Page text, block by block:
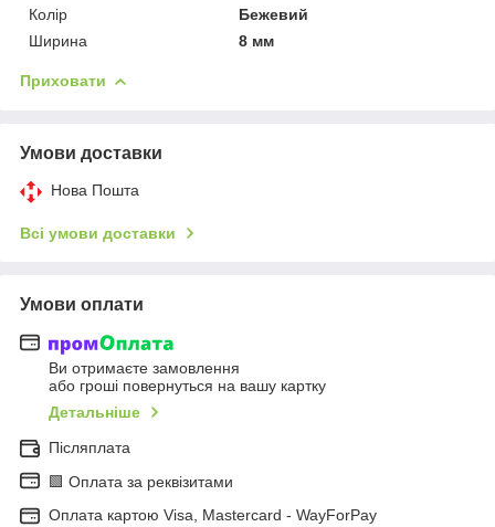
Колір
Бежевий
Ширина
8 мм
Приховати
Умови доставки
Нова Пошта
Всі умови доставки
Умови оплати
Ви отримаєте замовлення
або гроші повернуться на вашу картку
Детальніше
Післяплата
🟩 Оплата за реквізитами
Оплата картою Visa, Mastercard - WayForPay